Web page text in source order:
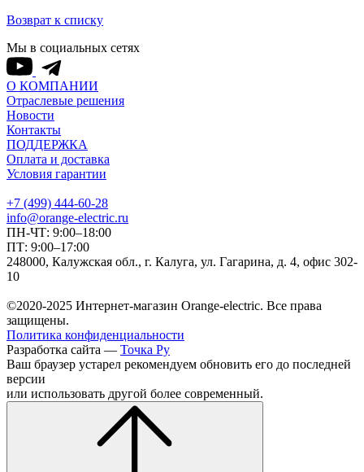
Возврат к списку
Мы в социальных сетях
О КОМПАНИИ
Отраслевые решения
Новости
Контакты
ПОДДЕРЖКА
Оплата и доставка
Условия гарантии
+7 (499) 444-60-28
info@orange-electric.ru
ПН-ЧТ: 9:00–18:00
ПТ: 9:00–17:00
248000, Калужская обл., г. Калуга, ул. Гагарина, д. 4, офис 302-
10
©2020-2025 Интернет-магазин Orange-electric. Все права
защищены.
Политика конфиденциальности
Разработка сайта — Точка Ру
Ваш браузер устарел рекомендуем обновить его до последней
версии
или использовать другой более современный.